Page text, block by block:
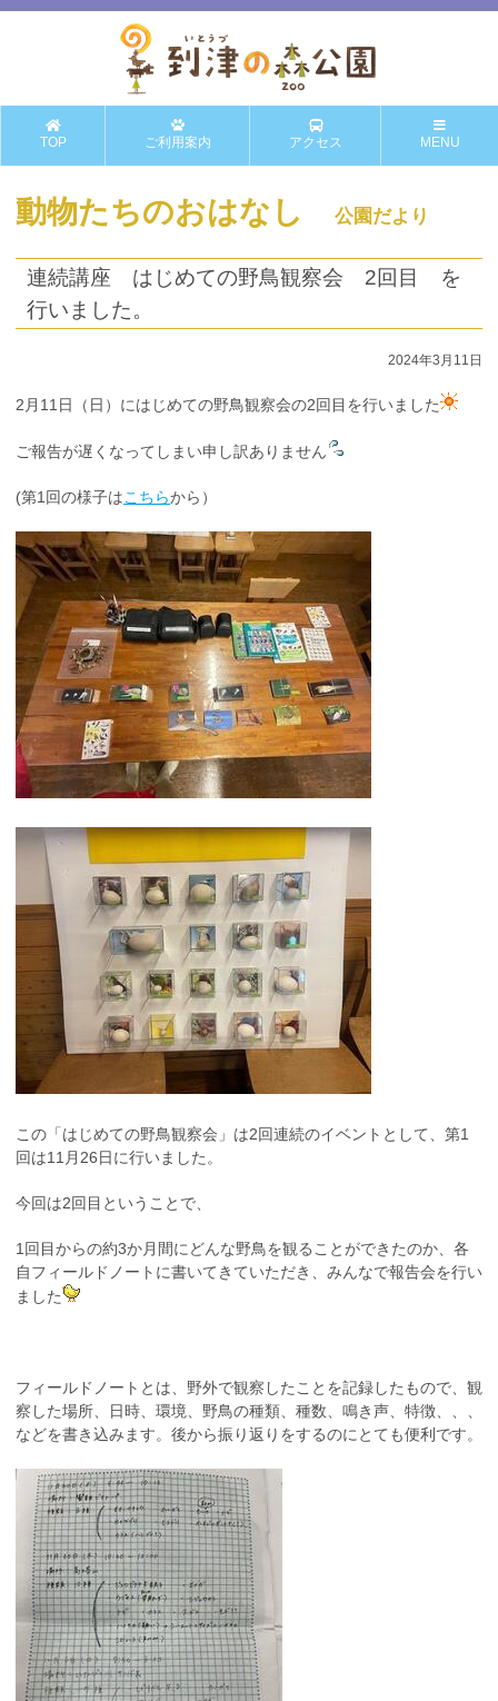
TOP ご利用案内 アクセス MENU
動物たちのおはなし 公園だより
連続講座 はじめての野鳥観察会 2回目 を
行いました。
2024年3月11日
2月11日（日）にはじめての野鳥観察会の2回目を行いました
ご報告が遅くなってしまい申し訳ありません
(第1回の様子はこちらから）
この「はじめての野鳥観察会」は2回連続のイベントとして、第1
回は11月26日に行いました。
今回は2回目ということで、
1回目からの約3か月間にどんな野鳥を観ることができたのか、各
自フィールドノートに書いてきていただき、みんなで報告会を行い
ました
フィールドノートとは、野外で観察したことを記録したもので、観
察した場所、日時、環境、野鳥の種類、種数、鳴き声、特徴、、、
などを書き込みます。後から振り返りをするのにとても便利です。